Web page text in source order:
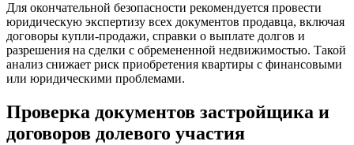
Для окончательной безопасности рекомендуется провести
юридическую экспертизу всех документов продавца, включая
договоры купли-продажи, справки о выплате долгов и
разрешения на сделки с обремененной недвижимостью. Такой
анализ снижает риск приобретения квартиры с финансовыми
или юридическими проблемами.
Проверка документов застройщика и
договоров долевого участия